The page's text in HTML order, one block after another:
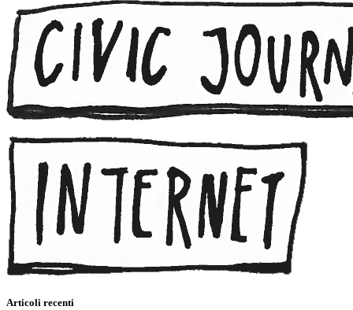
Articoli recenti